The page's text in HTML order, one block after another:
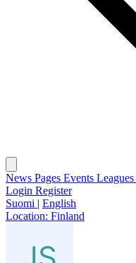
News Pages Events Leagues
Login Register
Suomi | English
Location: Finland